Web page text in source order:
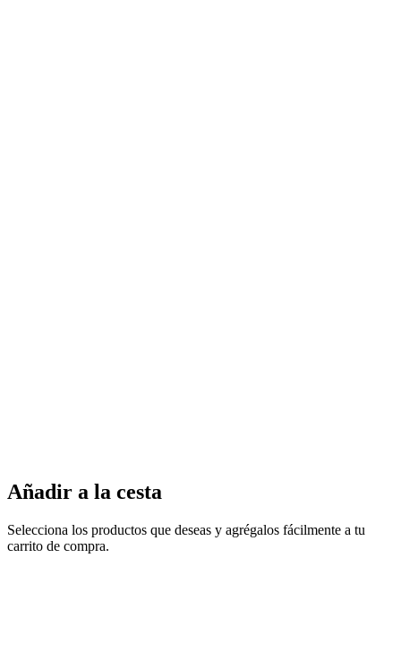
Añadir a la cesta
Selecciona los productos que deseas y agrégalos fácilmente a tu
carrito de compra.